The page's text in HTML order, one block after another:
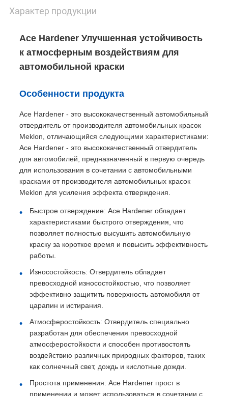
Характер продукции
Ace Hardener Улучшенная устойчивость
к атмосферным воздействиям для
автомобильной краски
Особенности продукта
Ace Hardener - это высококачественный автомобильный
отвердитель от производителя автомобильных красок
Meklon, отличающийся следующими характеристиками:
Ace Hardener - это высококачественный отвердитель
для автомобилей, предназначенный в первую очередь
для использования в сочетании с автомобильными
красками от производителя автомобильных красок
Meklon для усиления эффекта отверждения.
Быстрое отверждение: Ace Hardener обладает
характеристиками быстрого отверждения, что
позволяет полностью высушить автомобильную
краску за короткое время и повысить эффективность
работы.
Износостойкость: Отвердитель обладает
превосходной износостойкостью, что позволяет
эффективно защитить поверхность автомобиля от
царапин и истирания.
Атмосферостойкость: Отвердитель специально
разработан для обеспечения превосходной
атмосферостойкости и способен противостоять
воздействию различных природных факторов, таких
как солнечный свет, дождь и кислотные дожди.
Простота применения: Ace Hardener прост в
применении и может использоваться в сочетании с